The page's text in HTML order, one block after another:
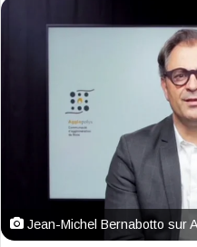
Jean-Michel Bernabotto sur